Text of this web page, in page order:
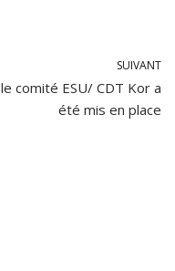
SUIVANT
le comité ESU/ CDT Kor a
été mis en place